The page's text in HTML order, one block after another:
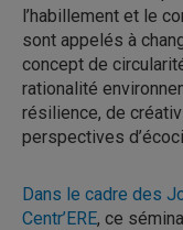
l’habillement et le
sont appelés à
concept de
rationalité
résilience, de
perspectives
Dans le cadre des
Centr’ERE, ce